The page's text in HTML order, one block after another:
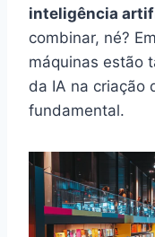
inteligência
combinar, né?
máquinas estão
da IA na criação
fundamental.